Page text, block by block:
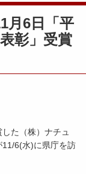
月6日「平
彰」受賞
た（株）ナチュ
11/6(水)に県庁を訪